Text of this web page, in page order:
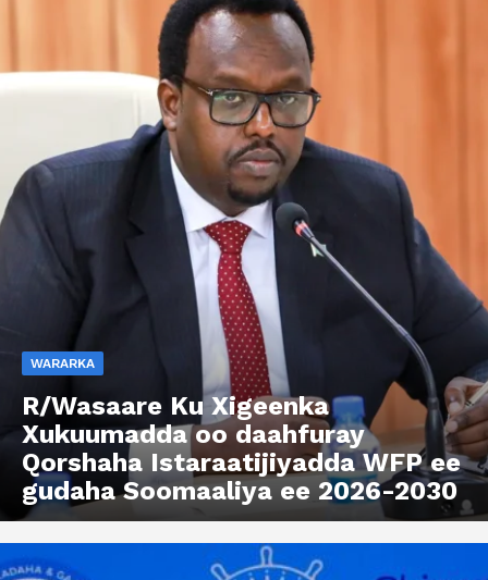
WARARKA
R/Wasaare Ku Xigeenka
Xukuumadda oo daahfuray
Qorshaha Istaraatijiyadda WFP ee
gudaha Soomaaliya ee 2026-2030